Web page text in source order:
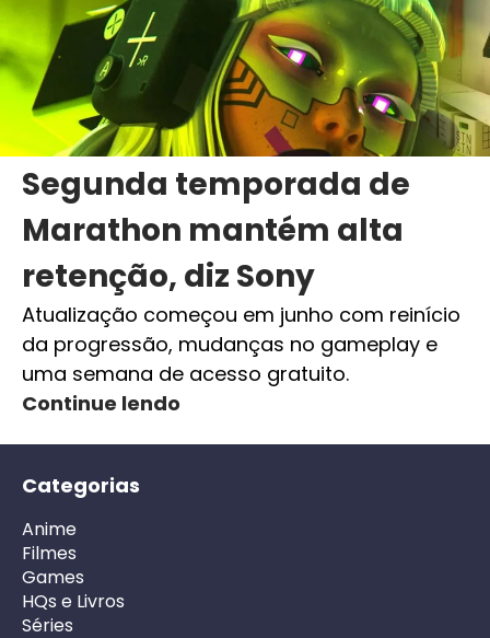
Segunda temporada de
Marathon mantém alta
retenção, diz Sony
Atualização começou em junho com reinício
da progressão, mudanças no gameplay e
uma semana de acesso gratuito.
Continue lendo
Categorias
Anime
Filmes
Games
HQs e Livros
Séries